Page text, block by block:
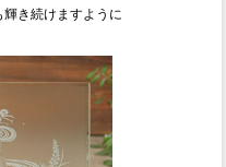
き続けますように